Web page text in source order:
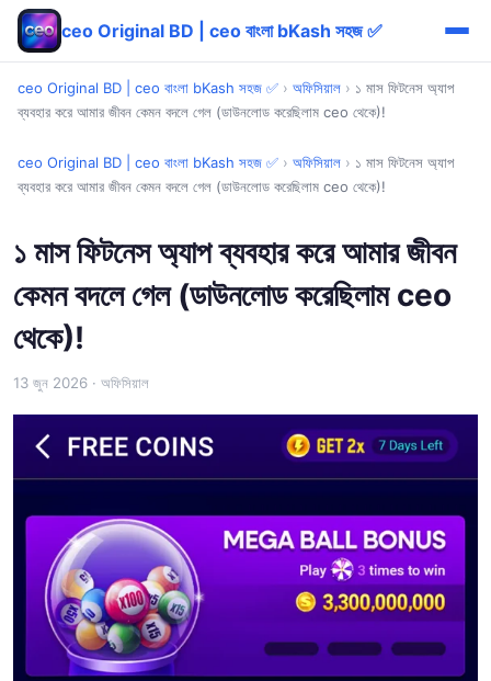
ceo Original BD | ceo বাংলা bKash সহজ ✅
ceo Original BD | ceo বাংলা bKash সহজ ✅ › অফিসিয়াল › ১ মাস ফিটনেস অ্যাপ
ব্যবহার করে আমার জীবন কেমন বদলে গেল (ডাউনলোড করেছিলাম ceo থেকে)!
ceo Original BD | ceo বাংলা bKash সহজ ✅ › অফিসিয়াল › ১ মাস ফিটনেস অ্যাপ
ব্যবহার করে আমার জীবন কেমন বদলে গেল (ডাউনলোড করেছিলাম ceo থেকে)!
১ মাস ফিটনেস অ্যাপ ব্যবহার করে আমার জীবন
কেমন বদলে গেল (ডাউনলোড করেছিলাম ceo
থেকে)!
13 জুন 2026 · অফিসিয়াল